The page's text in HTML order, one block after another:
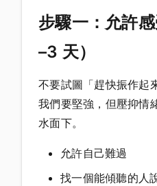
步驟一：允許
–3 天）
不要試圖「趕快振作起
我們要堅強，但壓抑情
水面下。
允許自己難過
找一個能傾聽的人